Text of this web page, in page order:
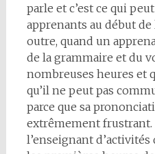
parle et c’est ce qui
apprenants au début de
outre, quand un
de la grammaire et du
nombreuses heures et
qu’il ne peut pas
parce que sa
extrêmement frustrant.
l’enseignant